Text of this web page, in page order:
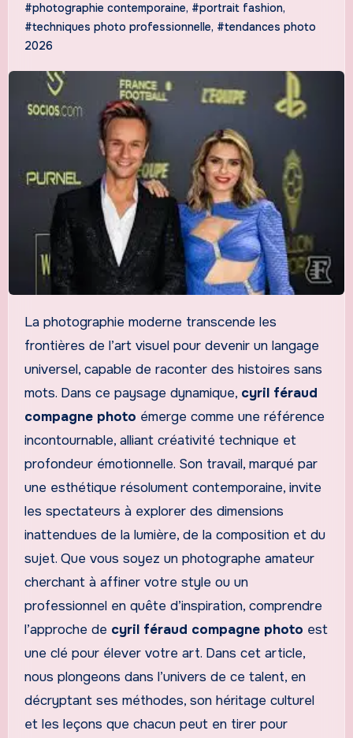
#photographie contemporaine, #portrait fashion,
#techniques photo professionnelle, #tendances photo
2026
La photographie moderne transcende les
frontières de l’art visuel pour devenir un langage
universel, capable de raconter des histoires sans
mots. Dans ce paysage dynamique, cyril féraud
compagne photo émerge comme une référence
incontournable, alliant créativité technique et
profondeur émotionnelle. Son travail, marqué par
une esthétique résolument contemporaine, invite
les spectateurs à explorer des dimensions
inattendues de la lumière, de la composition et du
sujet. Que vous soyez un photographe amateur
cherchant à affiner votre style ou un
professionnel en quête d’inspiration, comprendre
l’approche de cyril féraud compagne photo est
une clé pour élever votre art. Dans cet article,
nous plongeons dans l’univers de ce talent, en
décryptant ses méthodes, son héritage culturel
et les leçons que chacun peut en tirer pour